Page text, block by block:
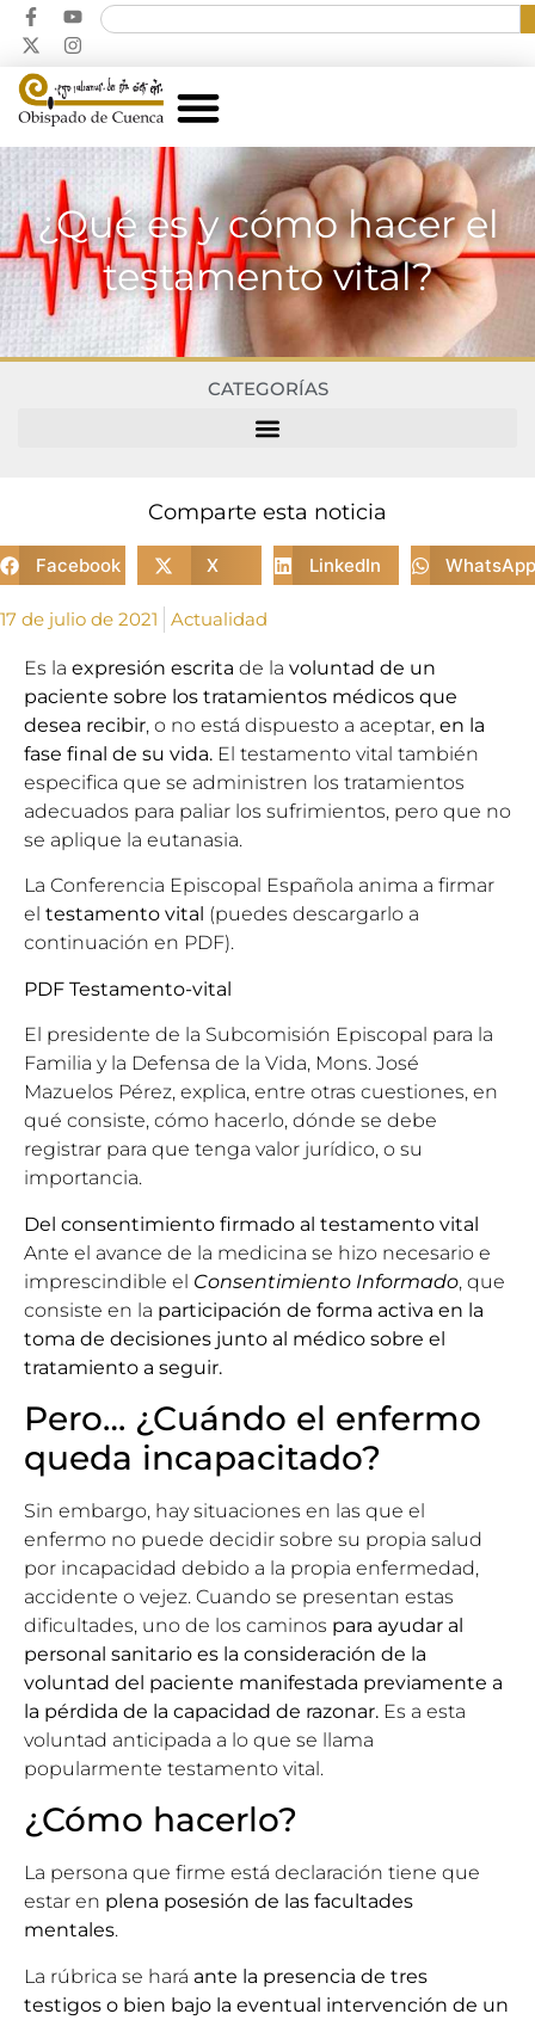
¿Qué es y cómo hacer el
testamento vital?
CATEGORÍAS
Comparte esta noticia
Facebook X LinkedIn WhatsApp
17 de julio de 2021 Actualidad
Es la expresión escrita de la voluntad de un
paciente sobre los tratamientos médicos que
desea recibir, o no está dispuesto a aceptar, en la
fase final de su vida. El testamento vital también
especifica que se administren los tratamientos
adecuados para paliar los sufrimientos, pero que no
se aplique la eutanasia.
La Conferencia Episcopal Española anima a firmar
el testamento vital (puedes descargarlo a
continuación en PDF).
PDF Testamento-vital
El presidente de la Subcomisión Episcopal para la
Familia y la Defensa de la Vida, Mons. José
Mazuelos Pérez, explica, entre otras cuestiones, en
qué consiste, cómo hacerlo, dónde se debe
registrar para que tenga valor jurídico, o su
importancia.
Del consentimiento firmado al testamento vital
Ante el avance de la medicina se hizo necesario e
imprescindible el Consentimiento Informado, que
consiste en la participación de forma activa en la
toma de decisiones junto al médico sobre el
tratamiento a seguir.
Pero… ¿Cuándo el enfermo
queda incapacitado?
Sin embargo, hay situaciones en las que el
enfermo no puede decidir sobre su propia salud
por incapacidad debido a la propia enfermedad,
accidente o vejez. Cuando se presentan estas
dificultades, uno de los caminos para ayudar al
personal sanitario es la consideración de la
voluntad del paciente manifestada previamente a
la pérdida de la capacidad de razonar. Es a esta
voluntad anticipada a lo que se llama
popularmente testamento vital.
¿Cómo hacerlo?
La persona que firme está declaración tiene que
estar en plena posesión de las facultades
mentales.
La rúbrica se hará ante la presencia de tres
testigos o bien bajo la eventual intervención de un